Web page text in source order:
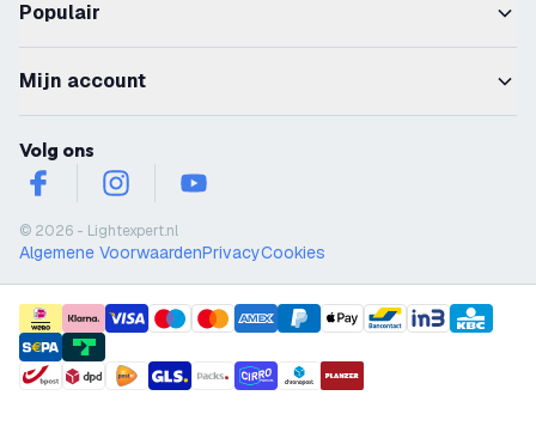
Populair
Mijn account
Volg ons
facebookinstagramyoutube
© 2026 - Lightexpert.nl
Algemene VoorwaardenPrivacyCookies
payment methods
shipment methods